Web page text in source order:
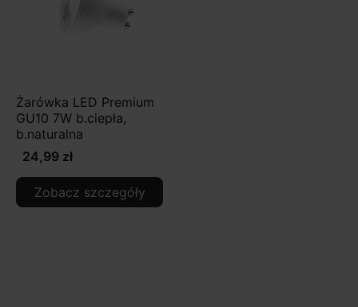
Żarówka LED Premium
GU10 7W b.ciepła,
b.naturalna
24,99 zł
Zobacz szczegóły